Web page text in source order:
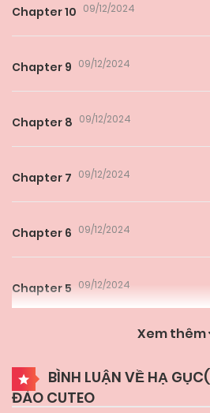
Chapter 10 09/12/2024
Chapter 9 09/12/2024
Chapter 8 09/12/2024
Chapter 7 09/12/2024
Chapter 6 09/12/2024
Chapter 5 09/12/2024
Chapter 3 09/12/2024
Xem thêm
BÌNH LUẬN VỀ HẠ GỤC(
ĐÀO CUTEO